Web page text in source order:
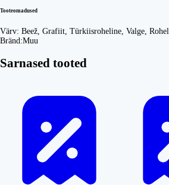
Tooteomadused
Värv: Beež, Grafiit, Türkiisroheline, Valge,
Bränd:Muu
Sarnased tooted